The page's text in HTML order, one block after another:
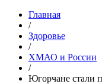
Главная
/
Здоровье
/
ХМАО и России
/
Югорчане стали